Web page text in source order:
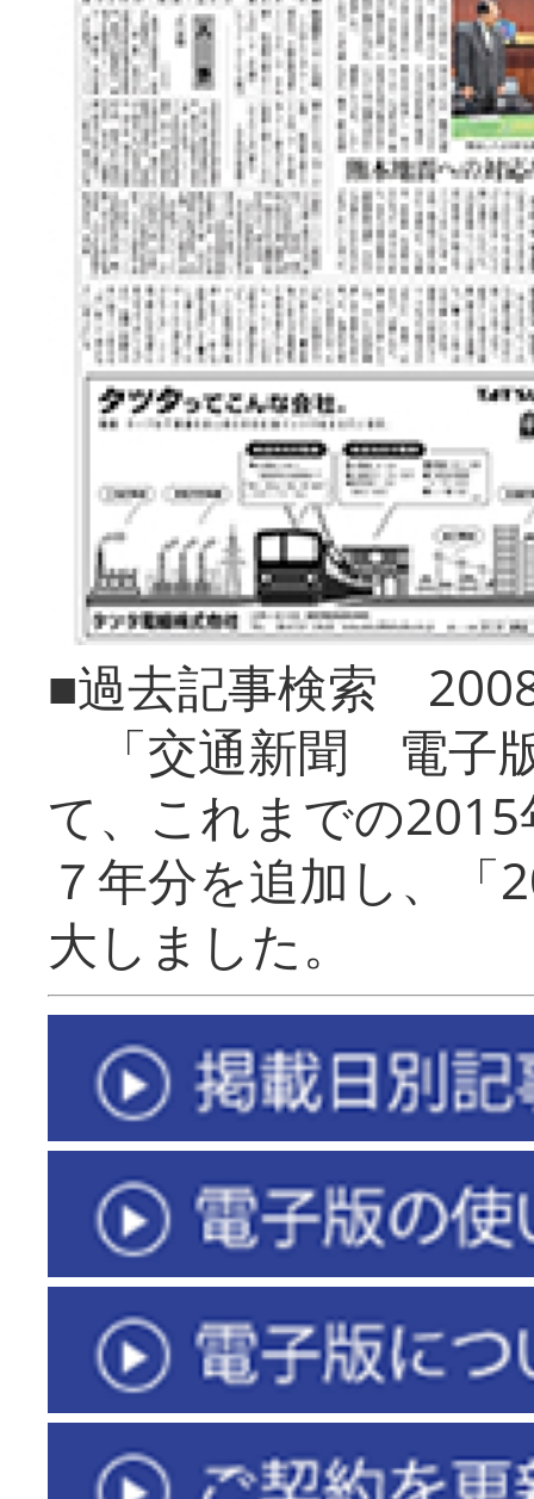
■過去記事検索
「交通新聞 電子
て、これまでの
７年分を追加し、「
大しまし